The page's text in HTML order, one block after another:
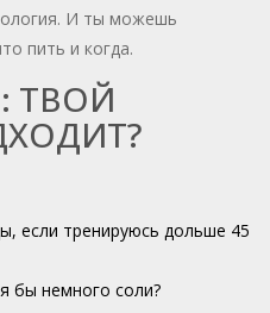
И ты можешь
пить и когда.
ТВОЙ
если тренируюсь дольше 45
бы немного соли?